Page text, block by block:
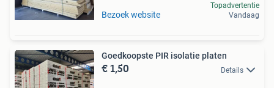
Bezoek website
Topadvertentie
Vandaag
Goedkoopste PIR isolatie platen
€ 1,50 Details